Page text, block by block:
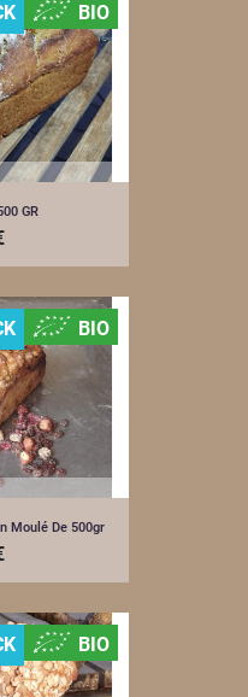
GR
BIO
Moulé De 500gr
BIO
BIO